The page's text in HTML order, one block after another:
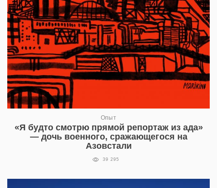
Опыт
«Я будто смотрю прямой репортаж из ада»
— дочь военного, сражающегося на
Азовстали
39 295